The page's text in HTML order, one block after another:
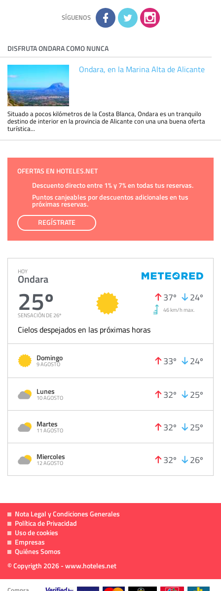
adicional y detallada sobre cómo tratamos sus datos en la
política de privacidad
SÍGUENOS
DISFRUTA ONDARA COMO NUNCA
Ondara, en la Marina Alta de Alicante
Situado a pocos kilómetros de la Costa Blanca, Ondara es un tranquilo
destino de interior en la provincia de Alicante con una una buena oferta
turística...
OFERTAS EN HOTELES.NET
Descuento directo entre 1% y 7% en todas tus reservas.
Puntos canjeables por descuentos adicionales en tus
próximas reservas.
REGÍSTRATE
HOY
Ondara
25º
SENSACIÓN DE 26º
37º 24º
46 km/h max.
Cielos despejados en las próximas horas
Domingo
9 AGOSTO 33º 24º
Lunes
10 AGOSTO 32º 25º
Martes
11 AGOSTO 32º 25º
Miercoles
12 AGOSTO 32º 26º
Nota Legal y Condiciones Generales
Política de Privacidad
Uso de cookies
Empresas
Quiénes Somos
© Copyrigth 2026 - www.hoteles.net